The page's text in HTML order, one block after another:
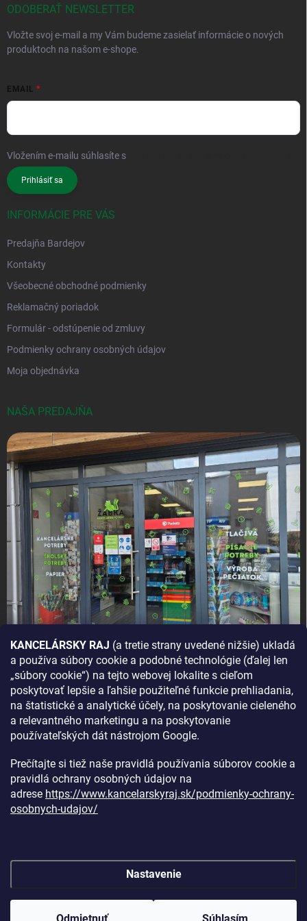
KANCELÁRSKY RAJ (a tretie strany uvedené nižšie) ukladá
a používa súbory cookie a podobné technológie (ďalej len
„súbory cookie“) na tejto webovej lokalite s cieľom
poskytovať lepšie a ľahšie použiteľné funkcie prehliadania,
na štatistické a analytické účely, na poskytovanie cieleného
a relevantného marketingu a na poskytovanie
používateľských dát nástrojom Google.
Prečítajte si tiež naše pravidlá používania súborov cookie a
pravidlá ochrany osobných údajov na
adrese https://www.kancelarskyraj.sk/podmienky-ochrany-
osobnych-udajov/
Nastavenie
ODOBERAŤ NEWSLETTER
Vložte svoj e-mail a my Vám budeme zasielať informácie o nových
produktoch na našom e-shope.
EMAIL
Vložením e-mailu súhlasíte s
Prihlásiť sa
INFORMÁCIE PRE VÁS
Predajňa Bardejov
Kontakty
Všeobecné obchodné podmienky
Reklamačný poriadok
Formulár - odstúpenie od zmluvy
Podmienky ochrany osobných údajov
Moja objednávka
NAŠA PREDAJŇA
AKO SA K NÁM DOSTANETE?
Copyright 2026Kancelársky raj. Všetky práva vyhradené.Upraviť